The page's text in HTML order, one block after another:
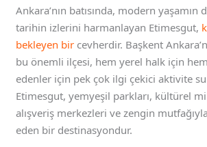
Ankara’nın batısında, modern
tarihin izlerini harmanlayan Etimesgut,
bekleyen bir cevherdir. Başkent
bu önemli ilçesi, hem yerel halk için
edenler için pek çok ilgi çekici aktivite
Etimesgut, yemyeşil parkları, kültürel
alışveriş merkezleri ve zengin
eden bir destinasyondur.